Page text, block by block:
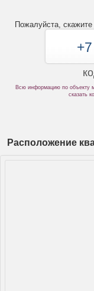
Пожалуйста,
Всю информацию по объекту
сказать
Расположение